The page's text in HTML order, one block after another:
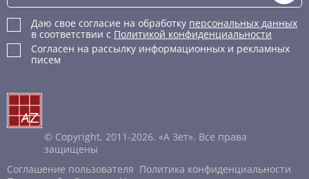
Даю свое согласие на обработку персональных данных
в соответствии с Политикой конфиденциальности
Согласен на рассылку информационных и рекламных
писем
© Copyright, 2011-2026. «А Зет». Все права
защищены
Соглашение пользователя Политика конфиденциальности